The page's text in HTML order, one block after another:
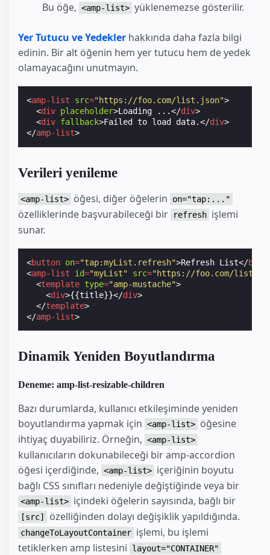
Bu öğe, <amp-list> yüklenemezse gösterilir.
Yer Tutucu ve Yedekler hakkında daha fazla bilgi
edinin. Bir alt öğenin hem yer tutucu hem de yedek
olamayacağını unutmayın.
<amp-list src="https://foo.com/list.json">
<div placeholder>Loading ...</div>
<div fallback>Failed to load data.</div>
</amp-list>
Verileri yenileme
<amp-list> öğesi, diğer öğelerin on="tap:..."
özelliklerinde başvurabileceği bir refresh işlemi
sunar.
<button on="tap:myList.refresh">Refresh List</
<amp-list id="myList" src="https://foo.com/
<template type="amp-mustache">
<div>{{title}}</div>
</template>
</amp-list>
Dinamik Yeniden Boyutlandırma
Deneme: amp-list-resizable-children
Bazı durumlarda, kullanıcı etkileşiminde yeniden
boyutlandırma yapmak için <amp-list> öğesine
ihtiyaç duyabiliriz. Örneğin, <amp-list>
kullanıcıların dokunabileceği bir amp-accordion
öğesi içerdiğinde, <amp-list> içeriğinin boyutu
bağlı CSS sınıfları nedeniyle değiştiğinde veya bir
<amp-list> içindeki öğelerin sayısında, bağlı bir
[src] özelliğinden dolayı değişiklik yapıldığında.
changeToLayoutContainer işlemi, bu işlemi
tetiklerken amp listesini
layout="CONTAINER"